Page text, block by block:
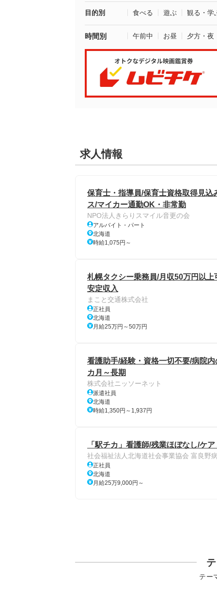
目的別 食べる 遊ぶ 観る・学
時間別 午前中 お昼 夕方・夜
求人情報
保育士・指導員/保育士資格取得見
ス/マイカー通勤OK・非常勤
NPO法人きらりスマイル音更の会
アルバイト・パート
北海道
時給1,075円～
札幌タクシー乗務員/月収50万円以
安定収入
まこと交通株式会社
正社員
北海道
月給25万円～50万円
看護助手/経験・資格一切不要/病院
カ月～長期
株式会社ニッソーネット
派遣社員
北海道
時給1,350円～1,937円
「駅チカ」看護師/残業ほぼなし/ケ
社会福祉法人北海道社会事業協会 富良野
正社員
北海道
月給25万9,000円～
テー